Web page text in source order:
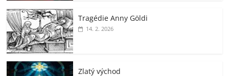
Tragédie Anny Göldi
14. 2. 2026
Zlatý východ